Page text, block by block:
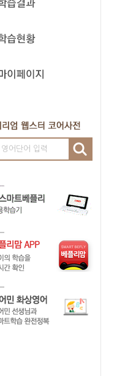
영어단어 입력